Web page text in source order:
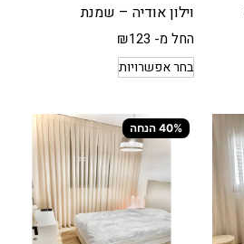
וילון אודיה – שמנת
החל מ- ₪123
בחר אפשרויות
40% הנחה